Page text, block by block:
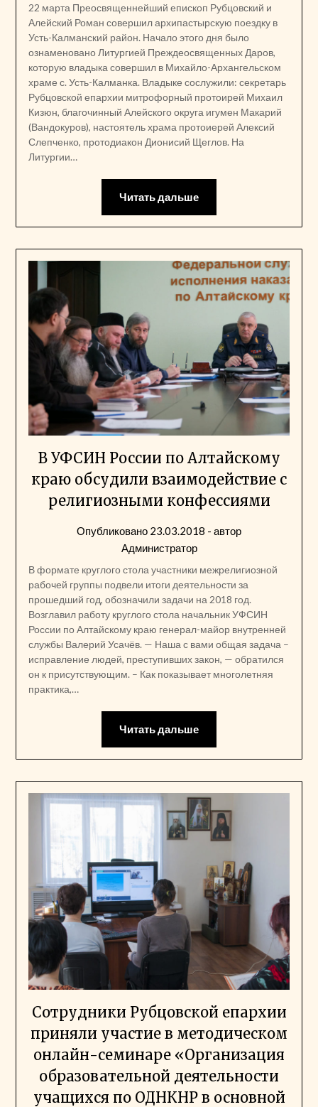
22 марта Преосвященнейший епископ Рубцовский и
Алейский Роман совершил архипастырскую поездку в
Усть-Калманский район. Начало этого дня было
ознаменовано Литургией Преждеосвященных Даров,
которую владыка совершил в Михайло-Архангельском
храме с. Усть-Калманка. Владыке сослужили: секретарь
Рубцовской епархии митрофорный протоирей Михаил
Кизюн, благочинный Алейского округа игумен Макарий
(Вандокуров), настоятель храма протоиерей Алексий
Слепченко, протодиакон Дионисий Щеглов. На
Литургии…
Читать дальше
В УФСИН России по Алтайскому
краю обсудили взаимодействие с
религиозными конфессиями
Опубликовано 23.03.2018 - автор
Администратор
В формате круглого стола участники межрелигиозной
рабочей группы подвели итоги деятельности за
прошедший год, обозначили задачи на 2018 год.
Возглавил работу круглого стола начальник УФСИН
России по Алтайскому краю генерал-майор внутренней
службы Валерий Усачёв. — Наша с вами общая задача –
исправление людей, преступивших закон, — обратился
он к присутствующим. – Как показывает многолетняя
практика,…
Читать дальше
Сотрудники Рубцовской епархии
приняли участие в методическом
онлайн-семинаре «Организация
образовательной деятельности
учащихся по ОДНКНР в основной